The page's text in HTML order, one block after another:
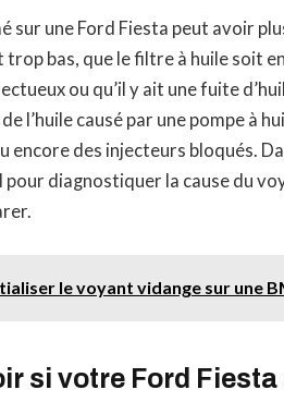
sur une Ford Fiesta peut avoir
trop bas, que le filtre à huile soit
ou qu’il y ait une fuite
l’huile causé par une pompe à
encore des injecteurs bloqués.
pour diagnostiquer la cause du
le voyant vidange sur une
si votre Ford Fiesta